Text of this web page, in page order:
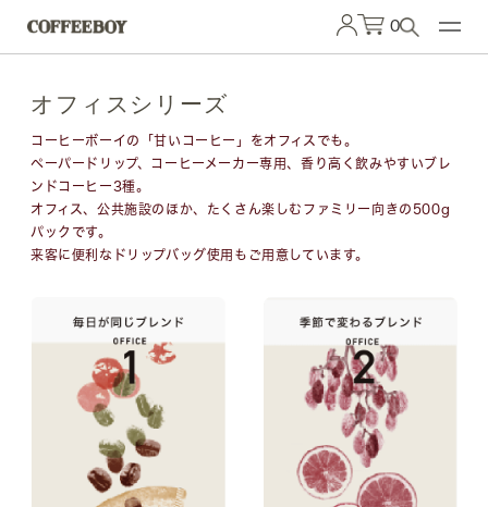
0
オフィスシリーズ
コーヒーボーイの「甘いコーヒー」をオフィスでも。
ペーパードリップ、コーヒーメーカー専用、香り高く飲みやすいブレ
ンドコーヒー3種。
オフィス、公共施設のほか、たくさん楽しむファミリー向きの500g
パックです。
来客に便利なドリップバッグ使用もご用意しています。